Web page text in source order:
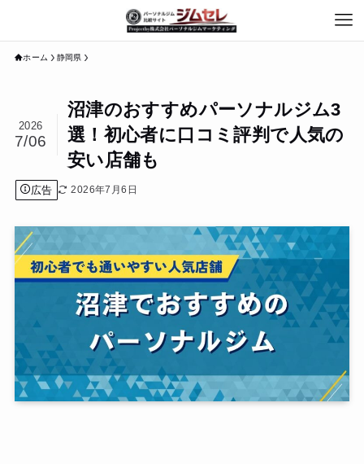
ホーム 静岡県
沼津のおすすめパーソナルジム3
選！初心者に口コミ評判で人気の
安い店舗も
2026
7/06
広告 2026年7月6日